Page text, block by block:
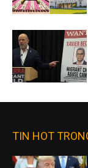
TIN HOT